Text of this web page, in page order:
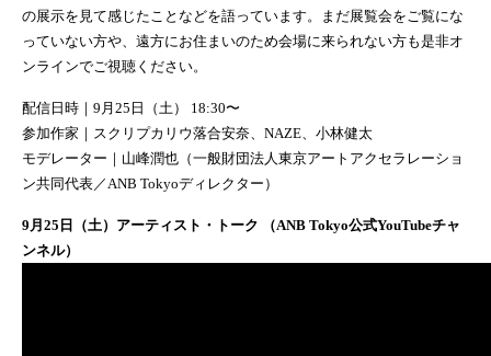
の展示を見て感じたことなどを語っています。まだ展覧会をご覧にな
っていない方や、遠方にお住まいのため会場に来られない方も是非オ
ンラインでご視聴ください。
配信日時｜9月25日（土） 18:30〜
参加作家｜スクリプカリウ落合安奈、NAZE、小林健太
モデレーター｜山峰潤也（一般財団法人東京アートアクセラレーショ
ン共同代表／ANB Tokyoディレクター）
9月25日（土）アーティスト・トーク （ANB Tokyo公式YouTubeチャ
ンネル）